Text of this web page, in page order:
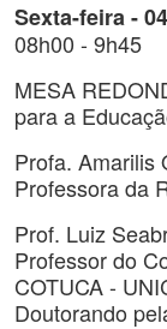
Sexta-feira -
08h00 - 9h45
MESA
para a
Profa. Amarilis
Professora da
Prof. Luiz
Professor do
COTUCA -
Doutorando